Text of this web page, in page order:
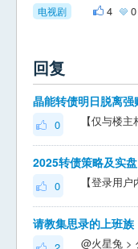
电视剧 4 0
回复
0 【仅与楼
2025转债策略及实盘
0 【登录用户
请教集思录的上班族